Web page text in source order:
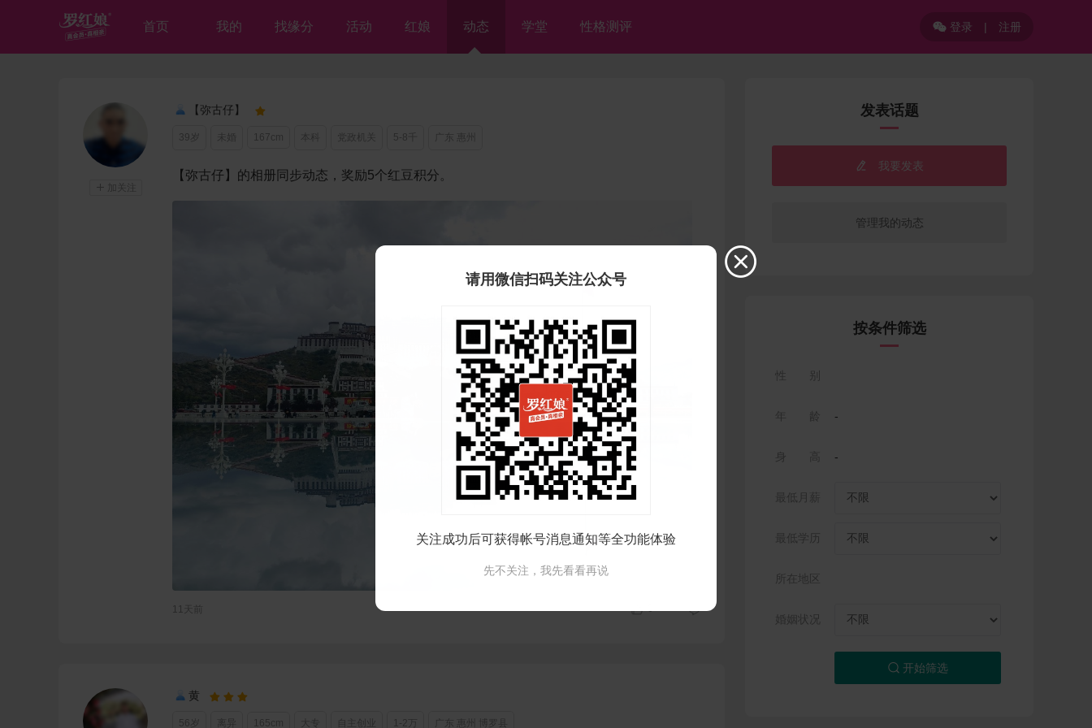
首页 我的 找缘分 活动 红娘 动态 学堂 性格测评 登录 | 注册
 加关注
【弥古仔】 
39岁 167cm 党政机关 5-8千 广东 惠州
【弥古仔】的相册同步动态，奖励5个红豆积分。
0
黄   
56岁 离异 165cm 大专 自主创业 1-2万 广东 惠州 博罗县
发表话题
 我要发表
管理我的动态
按条件筛选
性 别
年 龄 -
身 高 -
最低月薪
最低学历
所在地区
婚姻状况
 开始筛选

请用微信扫码关注公众号
关注成功后可获得帐号消息通知等全功能体验
先不关注，我先看看再说